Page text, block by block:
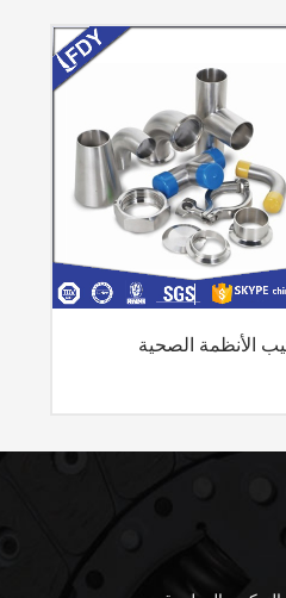
الأنظمة الصحية